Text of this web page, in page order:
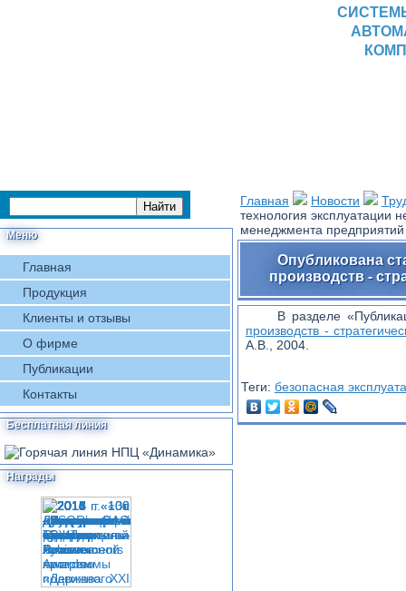
Меню
Главная
Продукция
Клиенты и отзывы
О фирме
Публикации
Контакты
Бесплатная линия
Награды
Главная Новости
технология эксплуатации
менеджмента
Опубликована
производств -
В разделе
производств -
А.В., 2004.
Теги: безопасная